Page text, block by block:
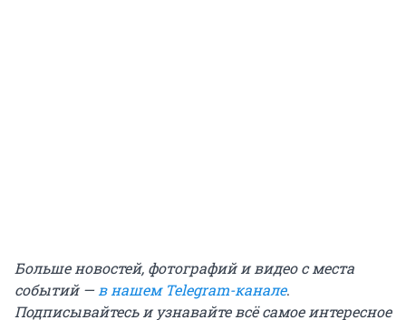
Больше новостей, фотографий и видео с места
событий — в нашем Telegram-канале.
Подписывайтесь и узнавайте всё самое интересное